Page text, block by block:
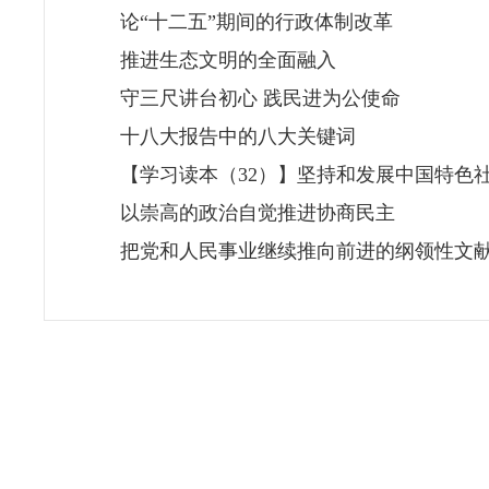
论“十二五”期间的行政体制改革
推进生态文明的全面融入
守三尺讲台初心 践民进为公使命
十八大报告中的八大关键词
【学习读本（32）】坚持和发展中国特色
以崇高的政治自觉推进协商民主
把党和人民事业继续推向前进的纲领性文